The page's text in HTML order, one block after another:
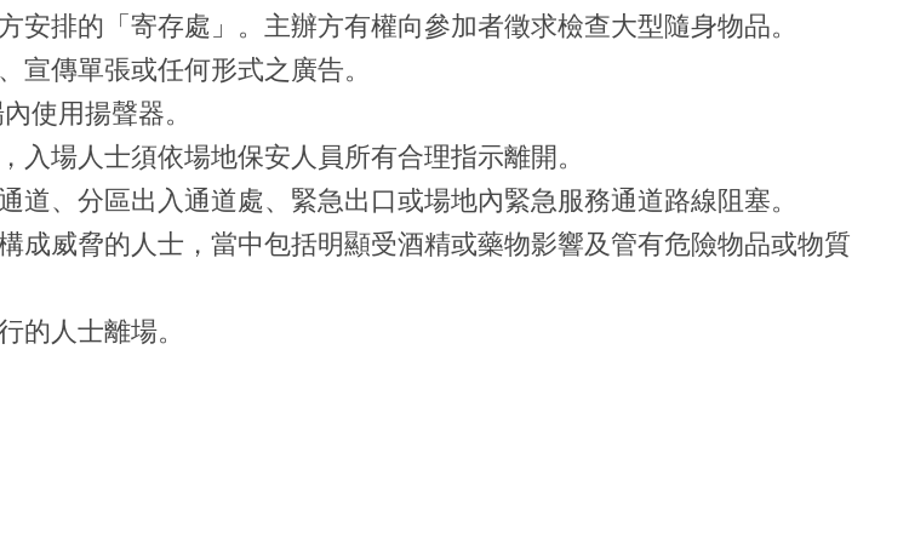
排的「寄存處」。主辦方有權向參加者徵求檢查大型隨身物品。
宣傳單張或任何形式之廣告。
使用揚聲器。
場人士須依場地保安人員所有合理指示離開。
、分區出入通道處、緊急出口或場地內緊急服務通道路線阻塞。
成威脅的人士，當中包括明顯受酒精或藥物影響及管有危險物品或物質
的人士離場。